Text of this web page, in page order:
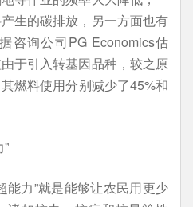
生的碳排放，另一方面也有
咨询公司PG Economics估
于引入转基因品种，较之原
燃料使用分别减少了45%和
能力”就是能够让农民用更少